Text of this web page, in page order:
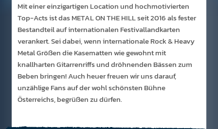
Mit einer einzigartigen Location und hochmotivierten
Top-Acts ist das METAL ON THE HILL seit 2016 als fester
Bestandteil auf internationalen Festivallandkarten
verankert. Sei dabei, wenn internationale Rock & Heavy
Metal Größen die Kasematten wie gewohnt mit
knallharten Gitarrenriffs und dröhnenden Bässen zum
Beben bringen! Auch heuer freuen wir uns darauf,
unzählige Fans auf der wohl schönsten Bühne
Österreichs, begrüßen zu dürfen.